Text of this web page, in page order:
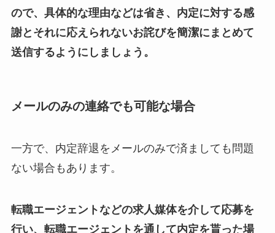
ので、具体的な理由などは省き、内定に対する感
謝とそれに応えられないお詫びを簡潔にまとめて
送信するようにしましょう。
メールのみの連絡でも可能な場合
一方で、内定辞退をメールのみで済ましても問題
ない場合もあります。
転職エージェントなどの求人媒体を介して応募を
行い、転職エージェントを通して内定を貰った場